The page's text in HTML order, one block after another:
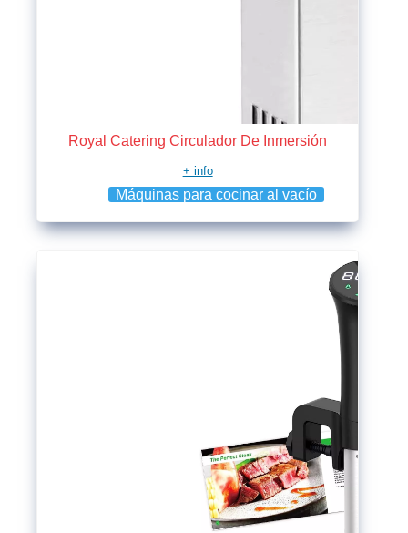
Royal Catering Circulador De Inmersión
+ info
Máquinas para cocinar al vacío